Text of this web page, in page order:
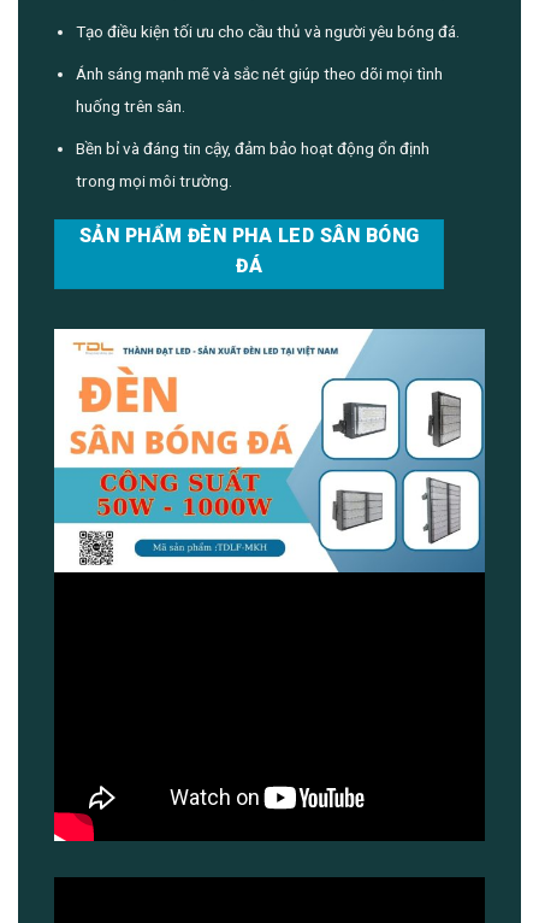
Tạo điều kiện tối ưu cho cầu thủ và người yêu bóng đá.
Ánh sáng mạnh mẽ và sắc nét giúp theo dõi mọi tình
huống trên sân.
Bền bỉ và đáng tin cậy, đảm bảo hoạt động ổn định
trong mọi môi trường.
SẢN PHẨM ĐÈN PHA LED SÂN BÓNG
ĐÁ